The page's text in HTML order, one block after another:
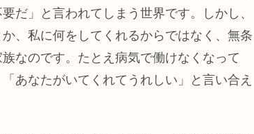
だ」と言われてしまう世界です。しかし、
、私に何をしてくれるからではなく、無条
なのです。たとえ病気で働けなくなって
あなたがいてくれてうれしい」と言い合え